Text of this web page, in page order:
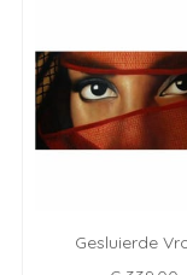
Gesluierde